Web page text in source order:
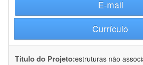
E-mail
Currículo
Título do Projeto:estruturas não